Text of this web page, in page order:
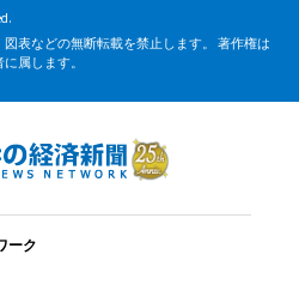
表などの無断転載を禁止します。 著作権は
属します。
ーク